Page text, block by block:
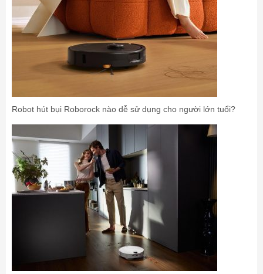
Robot hút bụi Roborock nào dễ sử dụng cho người lớn tuổi?